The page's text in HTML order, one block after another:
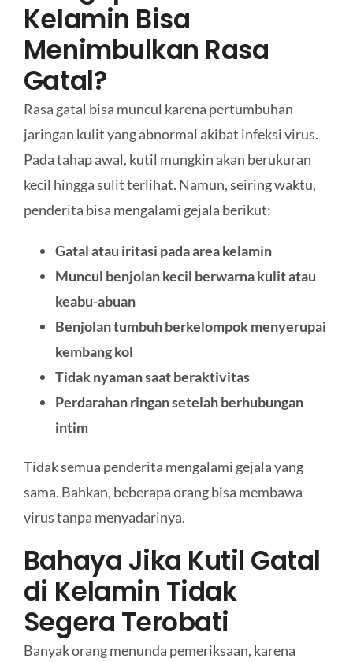
Kelamin Bisa
Menimbulkan Rasa
Gatal?
Rasa gatal bisa muncul karena pertumbuhan
jaringan kulit yang abnormal akibat infeksi virus.
Pada tahap awal, kutil mungkin akan berukuran
kecil hingga sulit terlihat. Namun, seiring waktu,
penderita bisa mengalami gejala berikut:
Gatal atau iritasi pada area kelamin
Muncul benjolan kecil berwarna kulit atau
keabu-abuan
Benjolan tumbuh berkelompok menyerupai
kembang kol
Tidak nyaman saat beraktivitas
Perdarahan ringan setelah berhubungan
intim
Tidak semua penderita mengalami gejala yang
sama. Bahkan, beberapa orang bisa membawa
virus tanpa menyadarinya.
Bahaya Jika Kutil Gatal
di Kelamin Tidak
Segera Terobati
Banyak orang menunda pemeriksaan, karena